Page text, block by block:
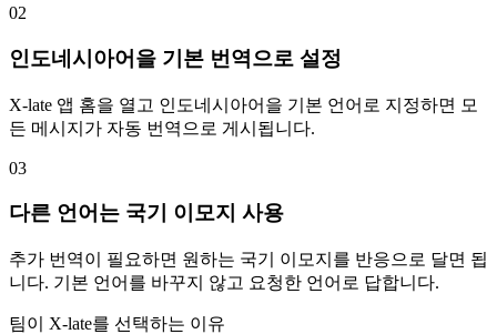
02
인도네시아어을 기본 번역으로 설정
X-late 앱 홈을 열고 인도네시아어을 기본 언어로 지정하면 모
든 메시지가 자동 번역으로 게시됩니다.
03
다른 언어는 국기 이모지 사용
추가 번역이 필요하면 원하는 국기 이모지를 반응으로 달면 됩
니다. 기본 언어를 바꾸지 않고 요청한 언어로 답합니다.
팀이 X-late를 선택하는 이유